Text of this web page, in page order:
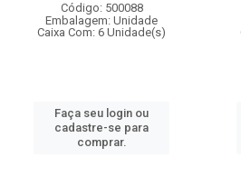
Código: 500088
Embalagem: Unidade
Caixa Com: 6 Unidade(s)
Faça seu login ou
cadastre-se para
comprar.